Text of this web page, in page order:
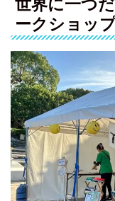
世界に一つ
ークショッ